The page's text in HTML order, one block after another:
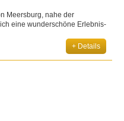
Meersburg, nahe der
eine wunderschöne Erlebnis-
+ Details